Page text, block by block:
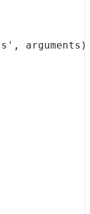
, arguments )